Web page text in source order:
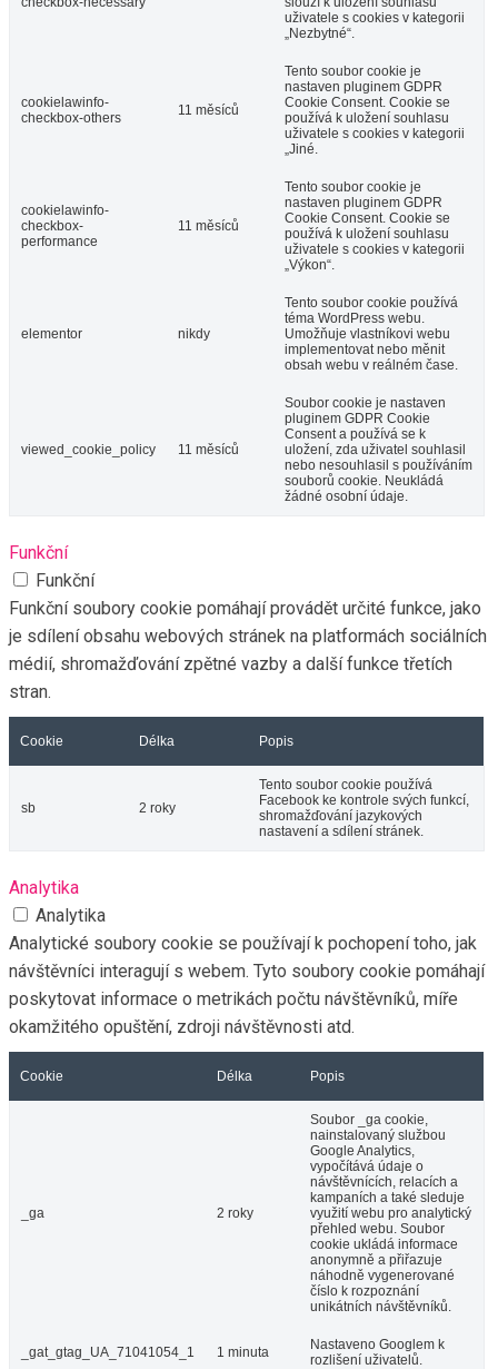
uživatele s cookies v kategorii
„Nezbytné“.
cookielawinfo-
checkbox-others
11 měsíců
Tento soubor cookie je
nastaven pluginem GDPR
Cookie Consent. Cookie se
používá k uložení souhlasu
uživatele s cookies v kategorii
„Jiné.
cookielawinfo-
checkbox-
performance
11 měsíců
Tento soubor cookie je
nastaven pluginem GDPR
Cookie Consent. Cookie se
používá k uložení souhlasu
uživatele s cookies v kategorii
„Výkon“.
elementor nikdy
Tento soubor cookie používá
téma WordPress webu.
Umožňuje vlastníkovi webu
implementovat nebo měnit
obsah webu v reálném čase.
viewed_cookie_policy 11 měsíců
Soubor cookie je nastaven
pluginem GDPR Cookie
Consent a používá se k
uložení, zda uživatel souhlasil
nebo nesouhlasil s používáním
souborů cookie. Neukládá
žádné osobní údaje.
Funkční
Funkční
Funkční soubory cookie pomáhají provádět určité funkce, jako
je sdílení obsahu webových stránek na platformách sociálních
médií, shromažďování zpětné vazby a další funkce třetích
stran.
Cookie Délka Popis
sb 2 roky
Tento soubor cookie používá
Facebook ke kontrole svých funkcí,
shromažďování jazykových
nastavení a sdílení stránek.
Analytika
Analytika
Analytické soubory cookie se používají k pochopení toho, jak
návštěvníci interagují s webem. Tyto soubory cookie pomáhají
poskytovat informace o metrikách počtu návštěvníků, míře
okamžitého opuštění, zdroji návštěvnosti atd.
Cookie Délka Popis
_ga 2 roky
Soubor _ga cookie,
nainstalovaný službou
Google Analytics,
vypočítává údaje o
návštěvnících, relacích a
kampaních a také sleduje
využití webu pro analytický
přehled webu. Soubor
cookie ukládá informace
anonymně a přiřazuje
náhodně vygenerované
číslo k rozpoznání
unikátních návštěvníků.
_gat_gtag_UA_71041054_1 1 minuta
Nastaveno Googlem k
rozlišení uživatelů.